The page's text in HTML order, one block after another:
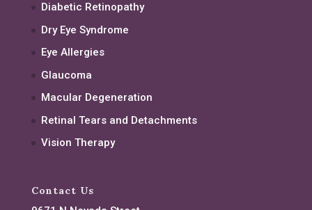
Diabetic Retinopathy
Dry Eye Syndrome
Eye Allergies
Glaucoma
Macular Degeneration
Retinal Tears and Detachments
Vision Therapy
Contact Us